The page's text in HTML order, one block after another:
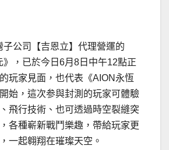
子公司【吉恩立】代理營運的
》，已於今日6月8日中午12點正
玩家見面，也代表《AION永恆
始，這次参與封測的玩家可體驗
飛行技術、也可透過時空裂縫突
各種嶄新戰鬥樂趣，帶給玩家更
一起翱翔在璀璨天空。